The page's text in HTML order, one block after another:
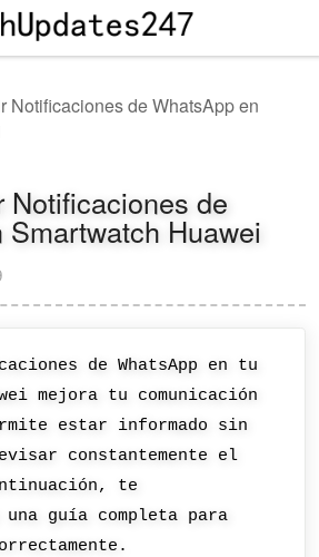
Notificaciones de WhatsApp en
Notificaciones de
Huawei
de WhatsApp en tu
mejora tu comunicación
estar informado sin
constantemente el
te
una guía completa para